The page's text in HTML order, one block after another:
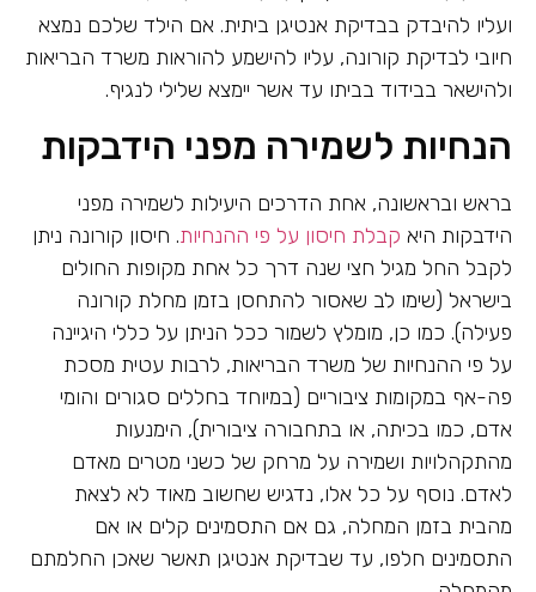
ועליו להיבדק בבדיקת אנטיגן ביתית. אם הילד שלכם נמצא
חיובי לבדיקת קורונה, עליו להישמע להוראות משרד הבריאות
ולהישאר בבידוד בביתו עד אשר יימצא שלילי לנגיף.
הנחיות לשמירה מפני הידבקות
בראש ובראשונה, אחת הדרכים היעילות לשמירה מפני
הידבקות היא קבלת חיסון על פי ההנחיות. חיסון קורונה ניתן
לקבל החל מגיל חצי שנה דרך כל אחת מקופות החולים
בישראל (שימו לב שאסור להתחסן בזמן מחלת קורונה
פעילה). כמו כן, מומלץ לשמור ככל הניתן על כללי היגיינה
על פי ההנחיות של משרד הבריאות, לרבות עטית מסכת
פה-אף במקומות ציבוריים (במיוחד בחללים סגורים והומי
אדם, כמו בכיתה, או בתחבורה ציבורית), הימנעות
מהתקהלויות ושמירה על מרחק של כשני מטרים מאדם
לאדם. נוסף על כל אלו, נדגיש שחשוב מאוד לא לצאת
מהבית בזמן המחלה, גם אם התסמינים קלים או אם
התסמינים חלפו, עד שבדיקת אנטיגן תאשר שאכן החלמתם